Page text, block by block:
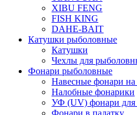
XIBU FENG
FISH KING
DAHE-BAIT
Катушки рыболовные
Катушки
Чехлы для
Фонари рыболовные
Навесные фонари
Налобные фонарики
УФ (UV) фонари для
Фонари в палатку